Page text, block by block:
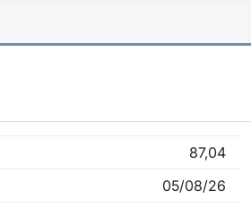
87,04
05/08/26